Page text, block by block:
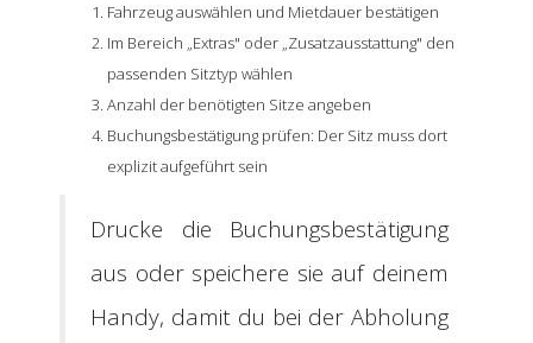
Fahrzeug auswählen und Mietdauer bestätigen
Im Bereich „Extras" oder „Zusatzausstattung" den
passenden Sitztyp wählen
Anzahl der benötigten Sitze angeben
Buchungsbestätigung prüfen: Der Sitz muss dort
explizit aufgeführt sein
Drucke die Buchungsbestätigung
aus oder speichere sie auf deinem
Handy, damit du bei der Abholung